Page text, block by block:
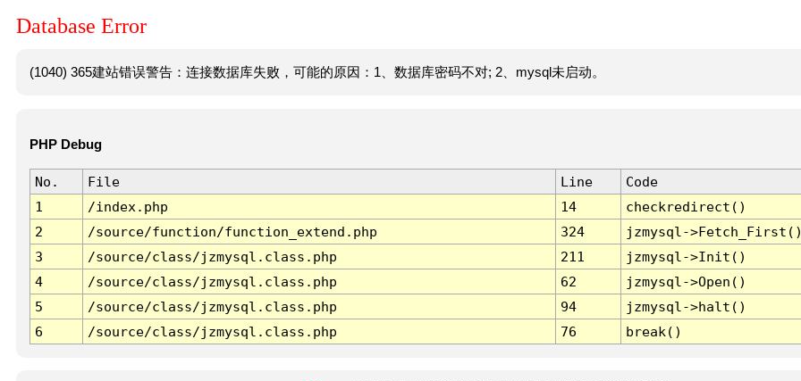
Database Error
(1040) 365建站错误警告：连接数据库失败，可能的原因：1、数据库密码不对; 2、mysql未启动。
PHP Debug
No. File Line
Code
1
/index.php 14
checkredirect()
2
/source/function/function_extend.php 324
jzmysql-
3
/source/class/jzmysql.class.php 211
jzmysql->Init()
4
/source/class/jzmysql.class.php 62
jzmysql->Open()
5
/source/class/jzmysql.class.php 94
jzmysql->halt()
6
/source/class/jzmysql.class.php 76 break()